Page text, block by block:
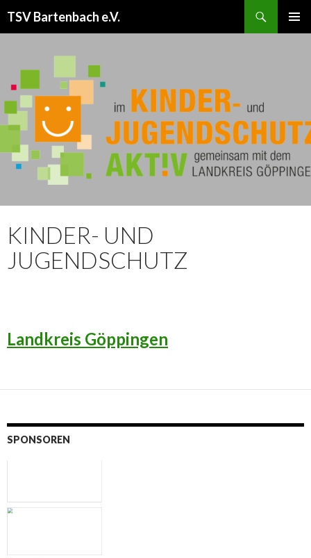
TSV Bartenbach e.V.
SPRINGEN
KINDER- UND
JUGENDSCHUTZ
Landkreis Göppingen
SPONSOREN